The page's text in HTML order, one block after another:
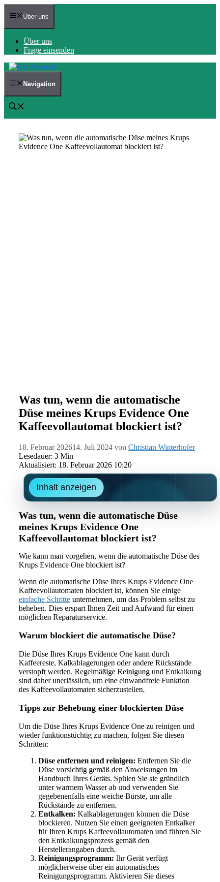
Zum
Inhalt Über uns
Über uns
Frage einsenden
Navigation
Was tun, wenn die automatische
Düse meines Krups Evidence One
Kaffeevollautomat blockiert ist?
18. Februar 202614. Juli 2024 von Christian Winterhofer
Lesedauer: 3 Min
Aktualisiert: 18. Februar 2026 10:20
Inhalt anzeigen
Was tun, wenn die automatische Düse
meines Krups Evidence One
Kaffeevollautomat blockiert ist?
Wie kann man vorgehen, wenn die automatische Düse des
Krups Evidence One blockiert ist?
Wenn die automatische Düse Ihres Krups Evidence One
Kaffeevollautomaten blockiert ist, können Sie einige
einfache Schritte unternehmen, um das Problem selbst zu
beheben. Dies erspart Ihnen Zeit und Aufwand für einen
möglichen Reparaturservice.
Warum blockiert die automatische Düse?
Die Düse Ihres Krups Evidence One kann durch
Kaffeereste, Kalkablagerungen oder andere Rückstände
verstopft werden. Regelmäßige Reinigung und Entkalkung
sind daher unerlässlich, um eine einwandfreie Funktion
des Kaffeevollautomaten sicherzustellen.
Tipps zur Behebung einer blockierten Düse
Um die Düse Ihres Krups Evidence One zu reinigen und
wieder funktionstüchtig zu machen, folgen Sie diesen
Schritten:
Düse entfernen und reinigen: Entfernen Sie die
Düse vorsichtig gemäß den Anweisungen im
Handbuch Ihres Geräts. Spülen Sie sie gründlich
unter warmem Wasser ab und verwenden Sie
gegebenenfalls eine weiche Bürste, um alle
Rückstände zu entfernen.
Entkalken: Kalkablagerungen können die Düse
blockieren. Nutzen Sie einen geeigneten Entkalker
für Ihren Krups Kaffeevollautomaten und führen Sie
den Entkalkungsprozess gemäß den
Herstellerangaben durch.
Reinigungsprogramm: Ihr Gerät verfügt
möglicherweise über ein automatisches
Reinigungsprogramm. Aktivieren Sie dieses